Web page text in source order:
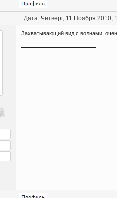
Дата: Четверг, 11 Ноября
Захватывающий вид с волнами,